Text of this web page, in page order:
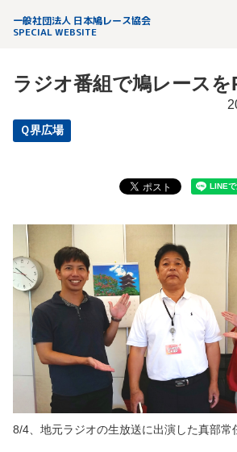
一般社団法人 日本鳩レース協会
SPECIAL WEBSITE
ラジオ番組で鳩レースを
Ｑ界広場
8/4、地元ラジオの生放送に出演した真部常